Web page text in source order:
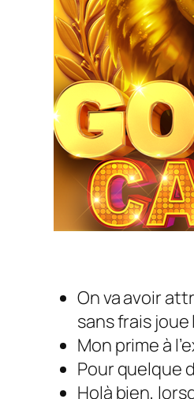
On va avoir
sans frais
Mon prime à
Pour quelque
Holà bien,